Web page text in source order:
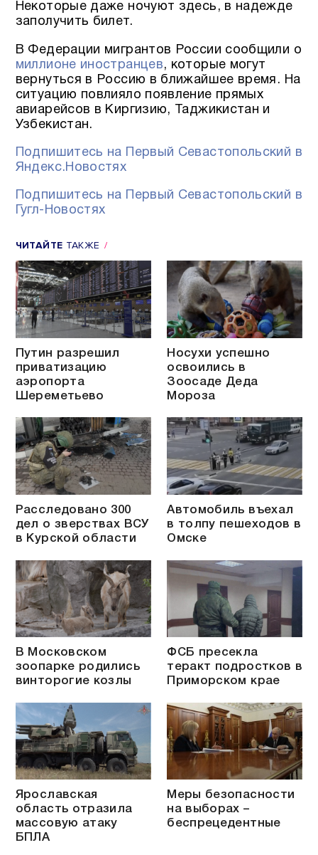
Некоторые даже ночуют здесь, в надежде
заполучить билет.
В Федерации мигрантов России сообщили о
миллионе иностранцев, которые могут
вернуться в Россию в ближайшее время. На
ситуацию повлияло появление прямых
авиарейсов в Киргизию, Таджикистан и
Узбекистан.
Подпишитесь на Первый Севастопольский в
Яндекс.Новостях
Подпишитесь на Первый Севастопольский в
Гугл-Новостях
ЧИТАЙТЕ ТАКЖЕ
Путин разрешил
приватизацию
аэропорта
Шереметьево
Носухи успешно
освоились в
Зоосаде Деда
Мороза
Расследовано 300
дел о зверствах ВСУ
в Курской области
Автомобиль въехал
в толпу пешеходов в
Омске
В Московском
зоопарке родились
винторогие козлы
ФСБ пресекла
теракт подростков в
Приморском крае
Ярославская
область отразила
массовую атаку
БПЛА
Меры безопасности
на выборах –
беспрецедентные